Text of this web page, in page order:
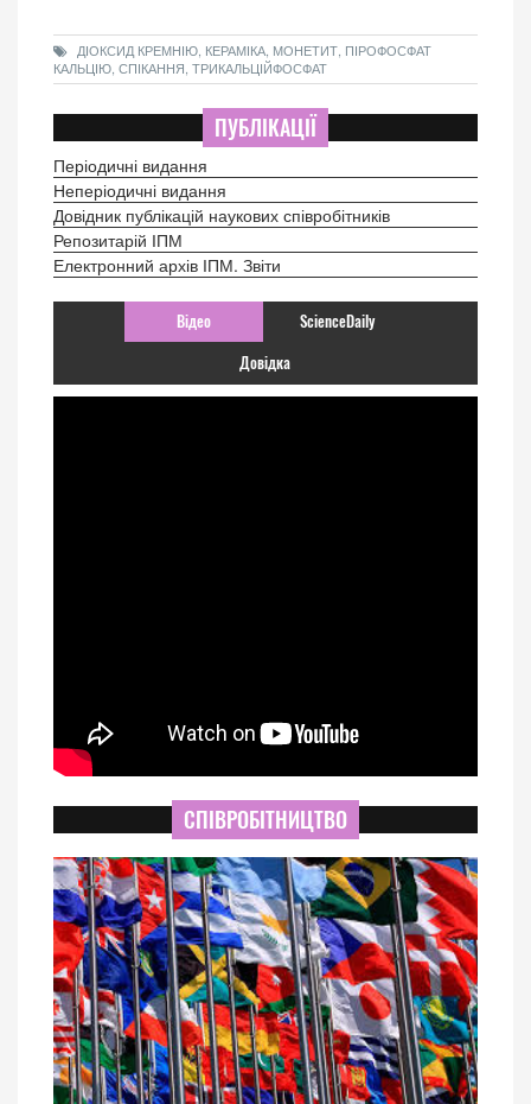
ДІОКСИД КРЕМНІЮ, КЕРАМІКА, МОНЕТИТ, ПІРОФОСФАТ
КАЛЬЦІЮ, СПІКАННЯ, ТРИКАЛЬЦІЙФОСФАТ
ПУБЛІКАЦІЇ
Періодичні видання
Неперіодичні видання
Довідник публікацій наукових співробітників
Репозитарій ІПМ
Електронний архів ІПМ. Звіти
Відео ScienceDaily
Довідка
СПІВРОБІТНИЦТВО